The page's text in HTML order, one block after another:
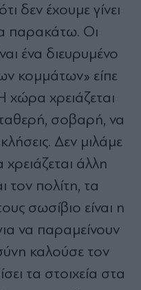
δεν έχουμε γίνει
παρακάτω. Οι
ένα διευρυμένο
κομμάτων» είπε
χρειάζεται
σοβαρή, να
Δεν μιλάμε
άλλη
τον πολίτη, τα
σωσίβιο είναι η
να παραμείνουν
καλούσε τον
τα στοιχεία στα